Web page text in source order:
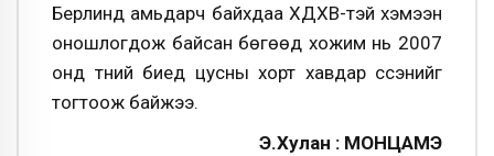
Берлинд амьдарч байхдаа ХДХВ-тэй хэмээн
оношлогдож байсан бөгөөд хожим нь 2007
онд түүний биед цусны хорт хавдар үүссэнийг
тогтоож байжээ.
Э.Хулан : МОНЦАМЭ